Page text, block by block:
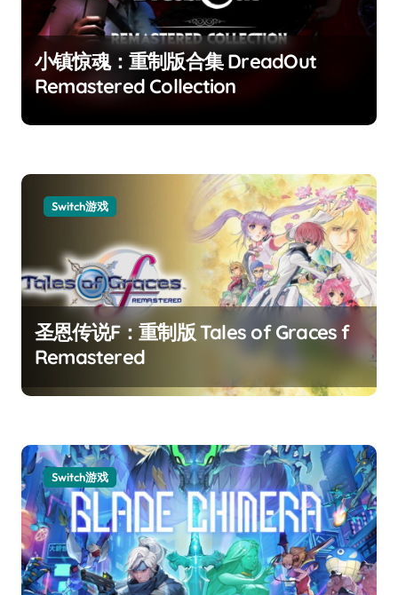
小镇惊魂：重制版合集 DreadOut
Remastered Collection
Switch游戏
圣恩传说F：重制版 Tales of Graces f
Remastered
Switch游戏